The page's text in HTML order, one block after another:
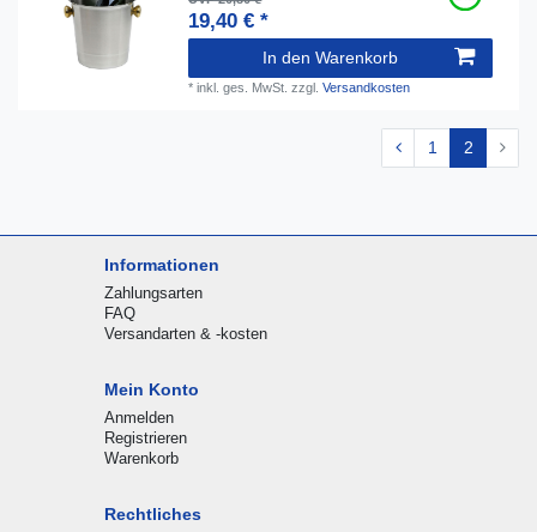
19,40 € *
In den Warenkorb
*inkl. ges. MwSt. zzgl.Versandkosten
1 2
Informationen
Zahlungsarten
FAQ
Versandarten & -kosten
Mein Konto
Anmelden
Registrieren
Warenkorb
Rechtliches